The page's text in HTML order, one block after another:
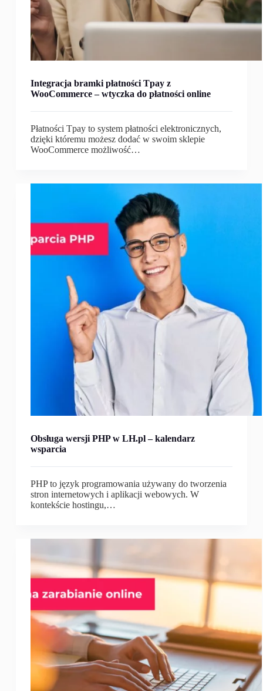
Integracja bramki płatności Tpay z
WooCommerce – wtyczka do płatności online
Płatności Tpay to system płatności elektronicznych,
dzięki któremu możesz dodać w swoim sklepie
WooCommerce możliwość…
Obsługa wersji PHP w LH.pl – kalendarz
wsparcia
PHP to język programowania używany do tworzenia
stron internetowych i aplikacji webowych. W
kontekście hostingu,…